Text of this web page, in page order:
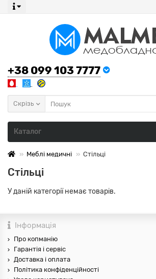
+38 099 103 7777
Скрізь
Каталог
Меблі медичні Стільці
Стільці
У даній категорії немає товарів.
Інформація
Про копманію
Гарантія і сервіс
Доставка і оплата
Політика конфіденційності